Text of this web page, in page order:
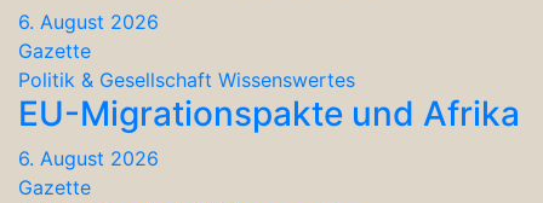
6. August 2026
Gazette
Politik & Gesellschaft Wissenswertes
EU-Migrationspakte und Afrika
6. August 2026
Gazette